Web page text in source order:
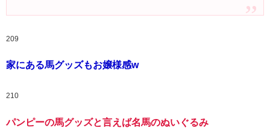
209
家にある馬グッズもお嬢様感w
210
パンピーの馬グッズと言えば名馬のぬいぐるみ